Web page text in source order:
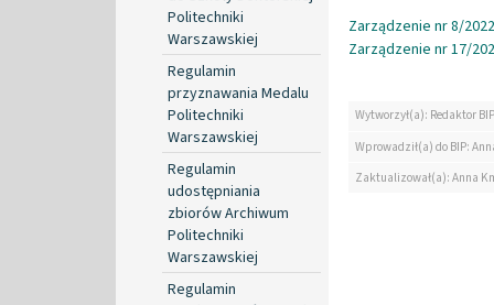
Politechniki
Warszawskiej
Regulamin
przyznawania Medalu
Politechniki
Warszawskiej
Regulamin
udostępniania
zbiorów Archiwum
Politechniki
Warszawskiej
Regulamin
Zarządzenie nr 8/
Zarządzenie nr 17/
Wytworzył(a): Redaktor BIP
Wprowadził(a) do BIP:
Zaktualizował(a): Anna